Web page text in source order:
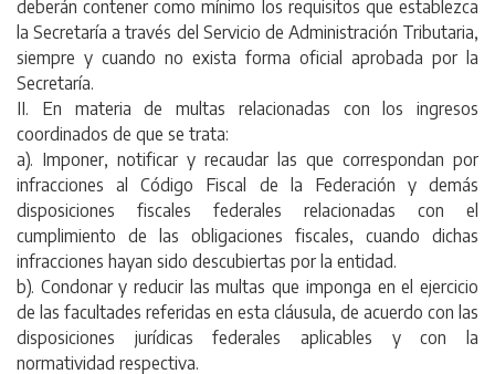
deberán contener como mínimo los requisitos que establezca
la Secretaría a través del Servicio de Administración Tributaria,
siempre y cuando no exista forma oficial aprobada por la
Secretaría.
II. En materia de multas relacionadas con los ingresos
coordinados de que se trata:
a). Imponer, notificar y recaudar las que correspondan por
infracciones al Código Fiscal de la Federación y demás
disposiciones fiscales federales relacionadas con el
cumplimiento de las obligaciones fiscales, cuando dichas
infracciones hayan sido descubiertas por la entidad.
b). Condonar y reducir las multas que imponga en el ejercicio
de las facultades referidas en esta cláusula, de acuerdo con las
disposiciones jurídicas federales aplicables y con la
normatividad respectiva.